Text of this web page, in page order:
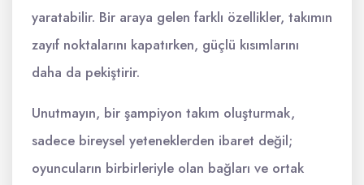
yaratabilir. Bir araya gelen farklı özellikler, takımın
zayıf noktalarını kapatırken, güçlü kısımlarını
daha da pekiştirir.
Unutmayın, bir şampiyon takım oluşturmak,
sadece bireysel yeteneklerden ibaret değil;
oyuncuların birbirleriyle olan bağları ve ortak